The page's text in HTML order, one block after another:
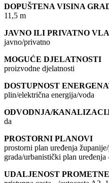
DOPUŠTENA VISINA
11,5 m
JAVNO ILI PRIVATNO
javno/privatno
MOGUĆE DJELATNOSTI
proizvodne djelatnosti
DOSTUPNOST
plin/električna energija/voda
ODVODNJA/
da
PROSTORNI PLANOVI
prostorni plan uređenja
grada/urbanistički plan
UDALJENOST